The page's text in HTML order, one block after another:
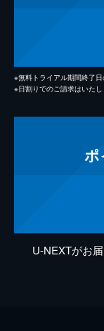
※無料トライアル期間終了日
※日割りでのご請求はいたし
ポ
U-NEXTがお